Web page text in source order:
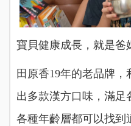
寶貝健康成長，就是爸
田原香19年的老品牌
出多款漢方口味，滿足
各種年齡層都可以找到